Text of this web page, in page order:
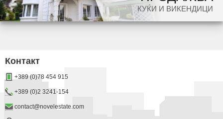
КУЌИ И ВИКЕНДИЦИ
Контакт
+389 (0)78 454 915
+389 (0)2 3241-154
contact@novelestate.com